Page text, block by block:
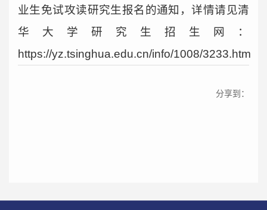
业生免试攻读研究生报名的通知，详情请见清
华大学研究生招生网：
https://yz.tsinghua.edu.cn/info/1008/3233.htm
分享到：